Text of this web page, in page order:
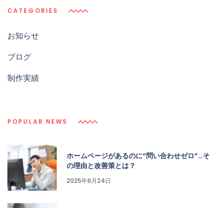
CATEGORIES
お知らせ
ブログ
制作実績
POPULAR NEWS
ホームページがあるのに“問い合わせゼロ”…そ
の理由と改善策とは？
2025年6月24日